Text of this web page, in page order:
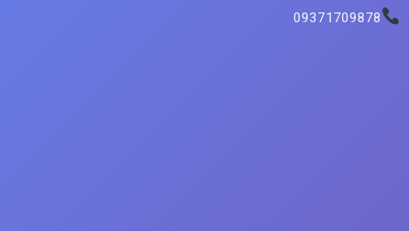
09371709878